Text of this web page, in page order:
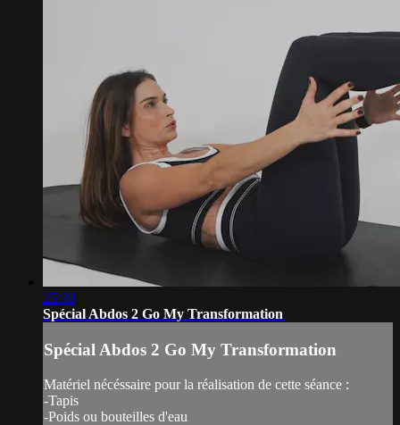
25:30
Spécial Abdos 2 Go My Transformation
Spécial Abdos 2 Go My Transformation
Matériel nécéssaire pour la réalisation de cette séance :
-Tapis
-Poids ou bouteilles d'eau